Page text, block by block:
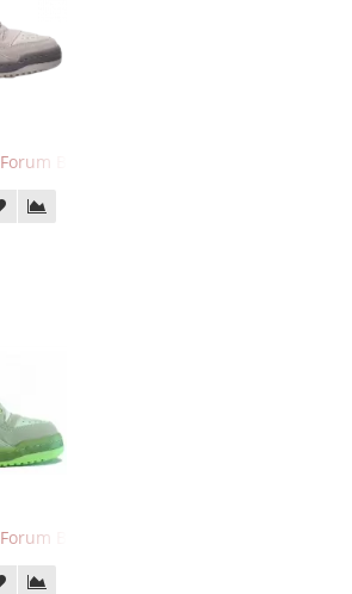
Buckle Low Gray
Buckle Low Fluorescent Green